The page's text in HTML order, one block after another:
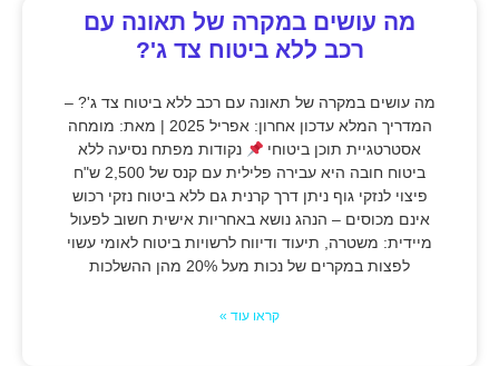
מה עושים במקרה של תאונה עם
רכב ללא ביטוח צד ג'?
מה עושים במקרה של תאונה עם רכב ללא ביטוח צד ג'? –
המדריך המלא עדכון אחרון: אפריל 2025 | מאת: מומחה
אסטרטגיית תוכן ביטוחי
נקודות מפתח נסיעה ללא
ביטוח חובה היא עבירה פלילית עם קנס של 2,500 ש"ח
פיצוי לנזקי גוף ניתן דרך קרנית גם ללא ביטוח נזקי רכוש
אינם מכוסים – הנהג נושא באחריות אישית חשוב לפעול
מיידית: משטרה, תיעוד ודיווח לרשויות ביטוח לאומי עשוי
לפצות במקרים של נכות מעל 20% מהן ההשלכות
קראו עוד »